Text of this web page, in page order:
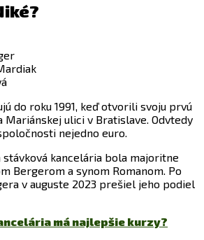
do roku 1991, keď otvorili svoju prvú
Mariánskej ulici v Bratislave. Odvtedy
nejedno euro.
kancelária bola majoritne
Bergerom a synom Romanom. Po
v auguste 2023 prešiel jeho podiel
má najlepšie kurzy?